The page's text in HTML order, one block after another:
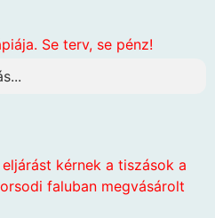
Se terv, se pénz!
kérnek a tiszások a
faluban megvásárolt